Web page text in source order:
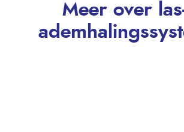
Meer over